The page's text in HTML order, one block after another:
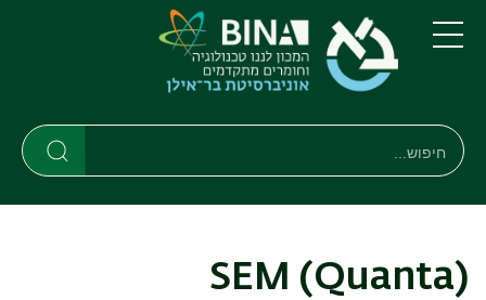
דילוג
לתוכן
העיקרי
דילוג
לתפריט
ניווט
ראשי
תפריט
חיפוש
חיפוש
SEM (Quanta)